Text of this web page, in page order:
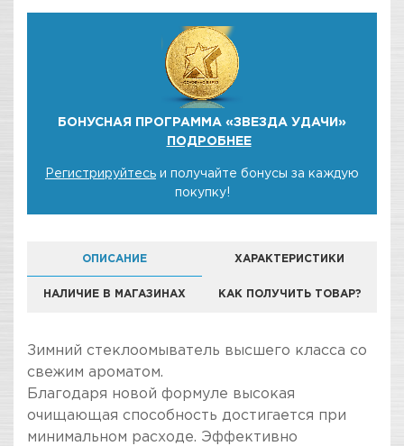
БОНУСНАЯ ПРОГРАММА «ЗВЕЗДА УДАЧИ»
ПОДРОБНЕЕ
Регистрируйтесь и получайте бонусы за каждую
покупку!
ОПИСАНИЕ ХАРАКТЕРИСТИКИ
НАЛИЧИЕ В МАГАЗИНАХ КАК ПОЛУЧИТЬ ТОВАР?
Зимний стеклоомыватель высшего класса со
свежим ароматом.
Благодаря новой формуле высокая
очищающая способность достигается при
минимальном расходе. Эффективно